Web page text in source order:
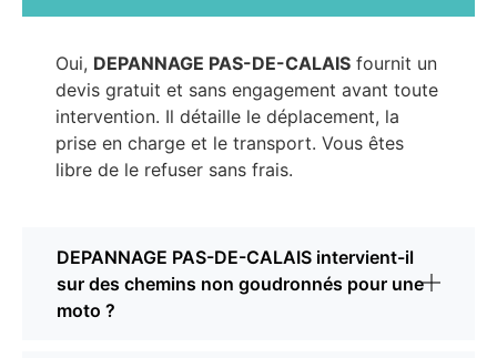
Oui, DEPANNAGE PAS-DE-CALAIS fournit un
devis gratuit et sans engagement avant toute
intervention. Il détaille le déplacement, la
prise en charge et le transport. Vous êtes
libre de le refuser sans frais.
DEPANNAGE PAS-DE-CALAIS intervient-il
sur des chemins non goudronnés pour une
moto ?